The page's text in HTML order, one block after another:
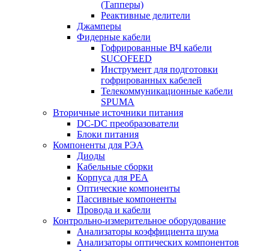
(Тапперы)
Реактивные делители
Джамперы
Фидерные кабели
Гофрированные ВЧ кабели
SUCOFEED
Инструмент для подготовки
гофрированных кабелей
Телекоммуникационные кабели
SPUMA
Вторичные источники питания
DC-DC преобразователи
Блоки питания
Компоненты для РЭА
Диоды
Кабельные сборки
Корпуса для РЕА
Оптические компоненты
Пассивные компоненты
Провода и кабели
Контрольно-измерительное оборудование
Анализаторы коэффициента шума
Анализаторы оптических компонентов